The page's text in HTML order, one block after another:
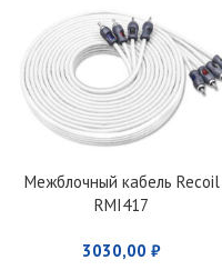
Межблочный кабель Recoil
RMI417
3030,00 ₽